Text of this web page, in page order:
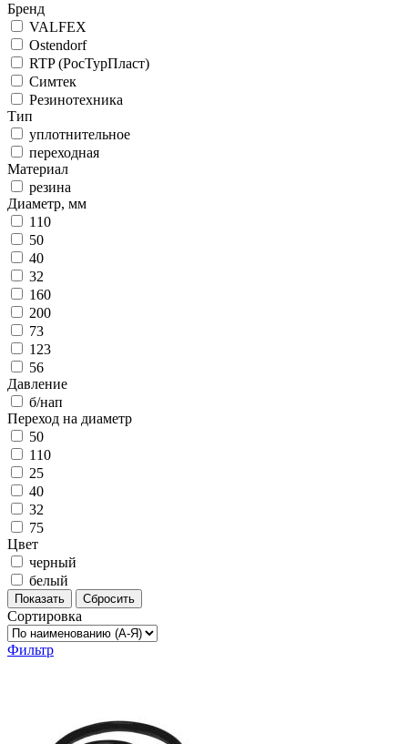
Бренд
VALFEX
Ostendorf
RTP (РосТурПласт)
Симтек
Резинотехника
Тип
уплотнительное
переходная
Материал
резина
Диаметр, мм
110
50
40
32
160
200
73
123
56
Давление
б/нап
Переход на диаметр
50
110
25
40
32
75
Цвет
черный
белый
Показать Сбросить
Сортировка
Фильтр